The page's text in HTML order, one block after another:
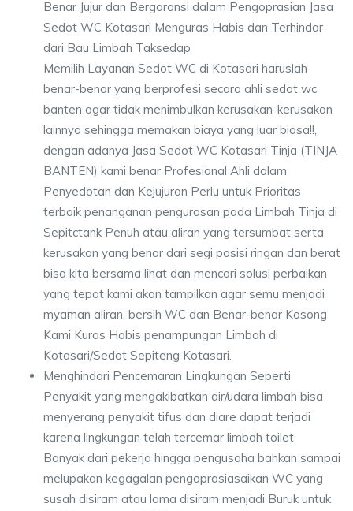
Benar Jujur dan Bergaransi dalam Pengoprasian Jasa
Sedot WC Kotasari Menguras Habis dan Terhindar
dari Bau Limbah Taksedap
Memilih Layanan Sedot WC di Kotasari haruslah
benar-benar yang berprofesi secara ahli sedot wc
banten agar tidak menimbulkan kerusakan-kerusakan
lainnya sehingga memakan biaya yang luar biasa!!,
dengan adanya Jasa Sedot WC Kotasari Tinja (TINJA
BANTEN) kami benar Profesional Ahli dalam
Penyedotan dan Kejujuran Perlu untuk Prioritas
terbaik penanganan pengurasan pada Limbah Tinja di
Sepitctank Penuh atau aliran yang tersumbat serta
kerusakan yang benar dari segi posisi ringan dan berat
bisa kita bersama lihat dan mencari solusi perbaikan
yang tepat kami akan tampilkan agar semu menjadi
myaman aliran, bersih WC dan Benar-benar Kosong
Kami Kuras Habis penampungan Limbah di
Kotasari/Sedot Sepiteng Kotasari.
Menghindari Pencemaran Lingkungan Seperti
Penyakit yang mengakibatkan air/udara limbah bisa
menyerang penyakit tifus dan diare dapat terjadi
karena lingkungan telah tercemar limbah toilet
Banyak dari pekerja hingga pengusaha bahkan sampai
melupakan kegagalan pengoprasiasaikan WC yang
susah disiram atau lama disiram menjadi Buruk untuk